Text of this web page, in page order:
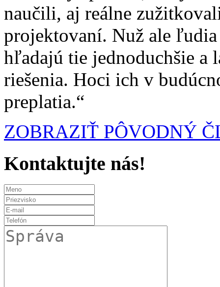
naučili, aj reálne
projektovaní. Nuž ale ľudia
hľadajú tie jednoduchšie a
riešenia. Hoci ich v
preplatia.“
ZOBRAZIŤ PÔVODNÝ
Kontaktujte nás!